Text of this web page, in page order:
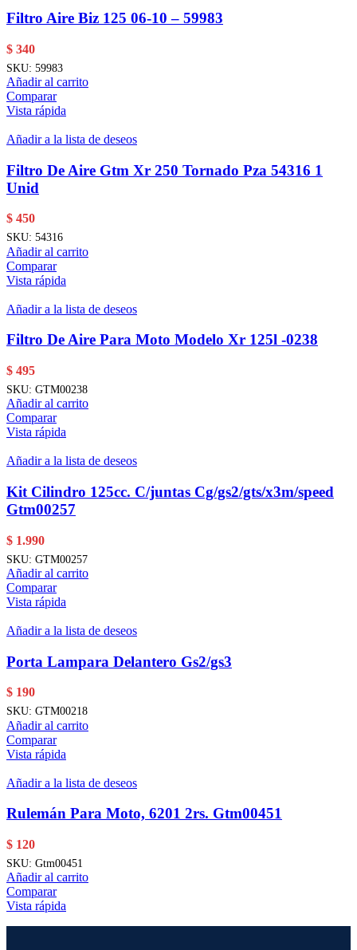
Filtro Aire Biz 125 06-10 – 59983
$ 340
SKU: 59983
Añadir al carrito
Comparar
Vista rápida
Añadir a la lista de deseos
Filtro De Aire Gtm Xr 250 Tornado Pza 54316 1
Unid
$ 450
SKU: 54316
Añadir al carrito
Comparar
Vista rápida
Añadir a la lista de deseos
Filtro De Aire Para Moto Modelo Xr 125l -0238
$ 495
SKU: GTM00238
Añadir al carrito
Comparar
Vista rápida
Añadir a la lista de deseos
Kit Cilindro 125cc. C/juntas Cg/gs2/gts/x3m/speed
Gtm00257
$ 1.990
SKU: GTM00257
Añadir al carrito
Comparar
Vista rápida
Añadir a la lista de deseos
Porta Lampara Delantero Gs2/gs3
$ 190
SKU: GTM00218
Añadir al carrito
Comparar
Vista rápida
Añadir a la lista de deseos
Rulemán Para Moto, 6201 2rs. Gtm00451
$ 120
SKU: Gtm00451
Añadir al carrito
Comparar
Vista rápida